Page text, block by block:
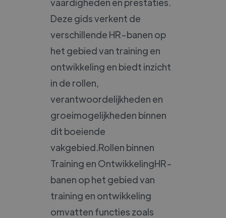
Deze gids verkent de
verschillende HR-banen op
het gebied van training en
ontwikkeling en biedt inzicht
in de rollen,
verantwoordelijkheden en
groeimogelijkheden binnen
dit boeiende
vakgebied.Rollen binnen
Training en OntwikkelingHR-
banen op het gebied van
training en ontwikkeling
omvatten functies zoals